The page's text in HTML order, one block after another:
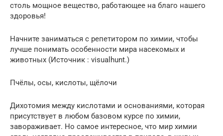
столь мощное вещество, работающее на благо нашего
здоровья!
Начните заниматься с репетитором по химии, чтобы
лучше понимать особенности мира насекомых и
животных (Источник : visualhunt.)
Пчёлы, осы, кислоты, щёлочи
Дихотомия между кислотами и основаниями, которая
присутствует в любом базовом курсе по химии,
завораживает. Но самое интересное, что мир химии